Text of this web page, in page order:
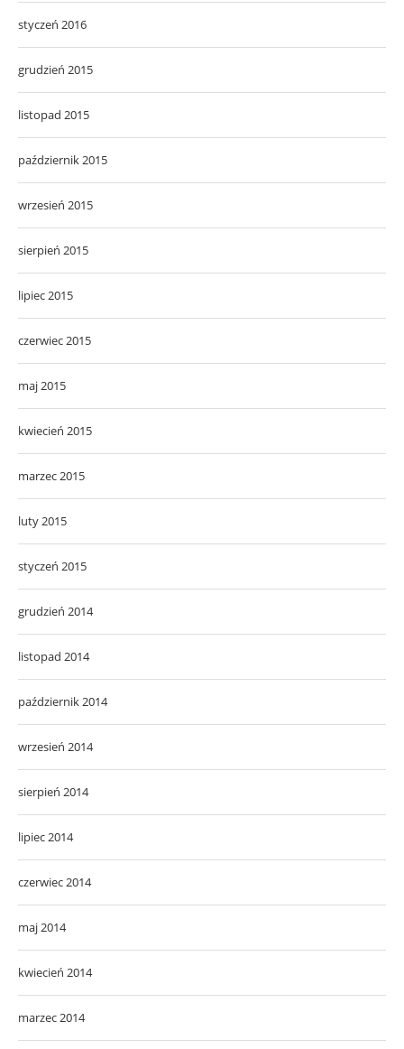
styczeń 2016
grudzień 2015
listopad 2015
październik 2015
wrzesień 2015
sierpień 2015
lipiec 2015
czerwiec 2015
maj 2015
kwiecień 2015
marzec 2015
luty 2015
styczeń 2015
grudzień 2014
listopad 2014
październik 2014
wrzesień 2014
sierpień 2014
lipiec 2014
czerwiec 2014
maj 2014
kwiecień 2014
marzec 2014